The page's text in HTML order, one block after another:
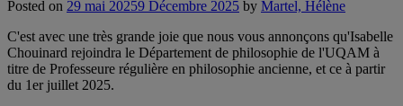
Posted on 29 mai 20259 Décembre 2025 by Martel, Hélène
C'est avec une très grande joie que nous vous annonçons qu'Isabelle
Chouinard rejoindra le Département de philosophie de l'UQAM à
titre de Professeure régulière en philosophie ancienne, et ce à partir
du 1er juillet 2025.